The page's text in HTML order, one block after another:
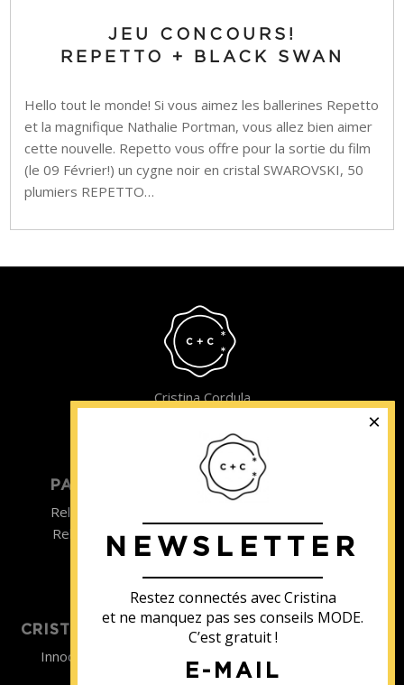
JEU CONCOURS!
REPETTO + BLACK SWAN
Hello tout le monde! Si vous aimez les ballerines Repetto
et la magnifique Nathalie Portman, vous allez bien aimer
cette nouvelle. Repetto vous offre pour la sortie du film
(le 09 Février!) un cygne noir en cristal SWAROVSKI, 50
plumiers REPETTO…
Cristina Cordula
PARTICULIER
Relooking homme
Relooking femme
ENTREPRISE
ENTREPRISE
Formations
CRISTINA SOUTIENT
Innocence en Danger
Contact
NEWSLETTER
Restez connectés avec Cristina
et ne manquez pas ses conseils MODE.
C’est gratuit !
E-MAIL